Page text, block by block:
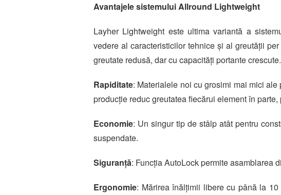
Avantajele sistemului Allround Lightweight
Layher Lightweight este ultima variantă a
vedere al caracteristicilor tehnice și al greutății
greutate redusă, dar cu capacități portante crescute.
Rapiditate: Materialele noi cu grosimi mai mici
producție reduc greutatea fiecărui element în
Economie: Un singur tip de stâlp atât pentru
suspendate.
Siguranță: Funcția AutoLock permite asamblarea
Ergonomie: Mărirea înălțimii libere cu până la